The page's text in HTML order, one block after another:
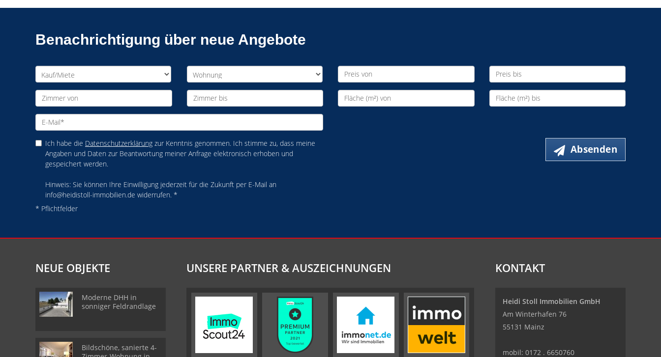
Benachrichtigung über neue Angebote
Ich habe die Datenschutzerklärung zur Kenntnis genommen. Ich stimme zu, dass meine
Angaben und Daten zur Beantwortung meiner Anfrage elektronisch erhoben und
gespeichert werden.
Hinweis: Sie können Ihre Einwilligung jederzeit für die Zukunft per E-Mail an
info@heidistoll-immobilien.de widerrufen. *
* Pflichtfelder
Absenden
NEUE OBJEKTE
Moderne DHH in
sonniger Feldrandlage
Bildschöne, sanierte 4-
UNSERE PARTNER & AUSZEICHNUNGEN KONTAKT
Heidi Stoll Immobilien GmbH
Am Winterhafen 76
55131 Mainz
mobil: 0172 . 6650760